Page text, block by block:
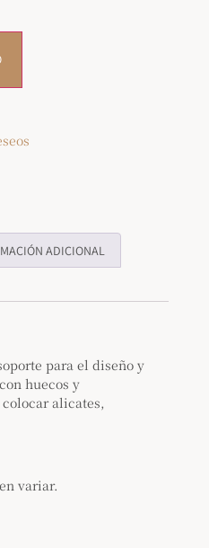
ADICIONAL
para el diseño y
huecos y
alicates,
variar.